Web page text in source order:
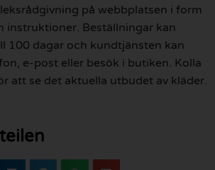
på webbplatsen i form
instruktioner. Beställningar kan
100 dagar och kundtjänsten kan
e-post eller besök i butiken. Kolla
att se det aktuella utbudet av kläder.